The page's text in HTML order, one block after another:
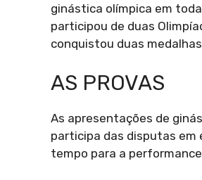
ginástica olímpica em
participou de duas
conquistou duas
AS PROVAS
As apresentações de
participa das disputas em
tempo para a